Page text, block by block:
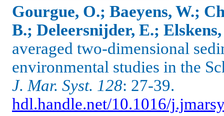
Gourgue, O.; Baeyens, W.;
B.; Deleersnijder, E.;
averaged two-dimensional
environmental studies in the
J. Mar. Syst. 128: 27-39.
hdl.handle.net/10.1016/